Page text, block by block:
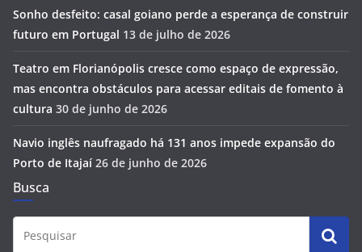
Sonho desfeito: casal goiano perde a esperança de construir
futuro em Portugal 13 de julho de 2026
Teatro em Florianópolis cresce como espaço de expressão,
mas encontra obstáculos para acessar editais de fomento à
cultura 30 de junho de 2026
Navio inglês naufragado há 131 anos impede expansão do
Porto de Itajaí 26 de junho de 2026
Busca